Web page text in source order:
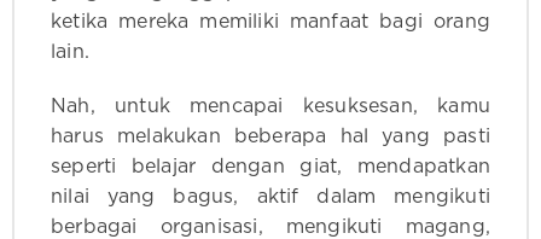
ketika mereka memiliki manfaat bagi orang
lain.
Nah, untuk mencapai kesuksesan, kamu
harus melakukan beberapa hal yang pasti
seperti belajar dengan giat, mendapatkan
nilai yang bagus, aktif dalam mengikuti
berbagai organisasi, mengikuti magang,